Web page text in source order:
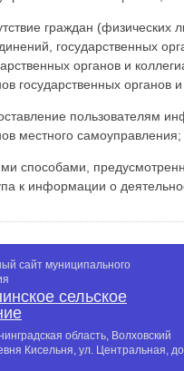
граждан (физических
государственных
органов и
государственных органов
пользователям
местного самоуправления;
способами,
к информации о
сайт муниципального
сельское
область, Волховский
Кисельня, ул. Центральная,